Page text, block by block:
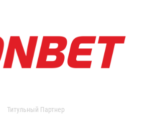
Титульный Партнер